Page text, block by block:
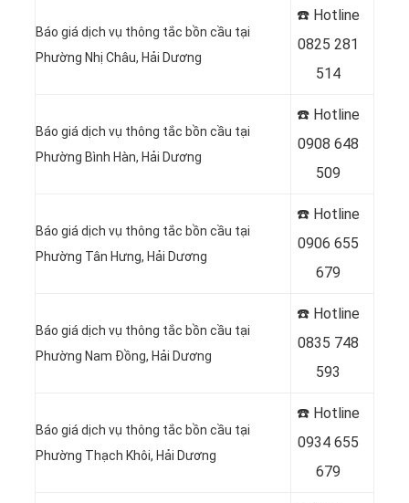
Báo giá dịch vụ thông tắc bồn cầu tại
Phường Nhị Châu, Hải Dương
☎️ Hotline
0825 281
514
Báo giá dịch vụ thông tắc bồn cầu tại
Phường Bình Hàn, Hải Dương
☎️ Hotline
0908 648
509
Báo giá dịch vụ thông tắc bồn cầu tại
Phường Tân Hưng, Hải Dương
☎️ Hotline
0906 655
679
Báo giá dịch vụ thông tắc bồn cầu tại
Phường Nam Đồng, Hải Dương
☎️ Hotline
0835 748
593
Báo giá dịch vụ thông tắc bồn cầu tại
Phường Thạch Khôi, Hải Dương
☎️ Hotline
0934 655
679